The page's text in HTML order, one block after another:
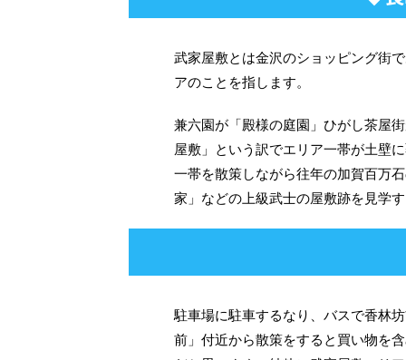
武家屋敷とは金沢のショッピング街
アのことを指します。
兼六園が「殿様の庭園」ひがし茶屋
屋敷」という訳でエリア一帯が土壁
一帯を散策しながら往年の加賀百万
家」などの上級武士の屋敷跡を見学
駐車場に駐車するなり、バスで香林
前」付近から散策をすると買い物を